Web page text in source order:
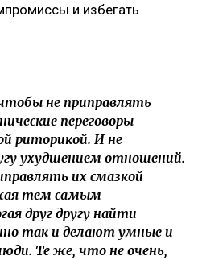
и избегать
не приправлять
переговоры
риторикой. И не
ухудшением отношений.
их смазкой
тем самым
друг другу найти
так и делают умные и
Те же, что не очень,